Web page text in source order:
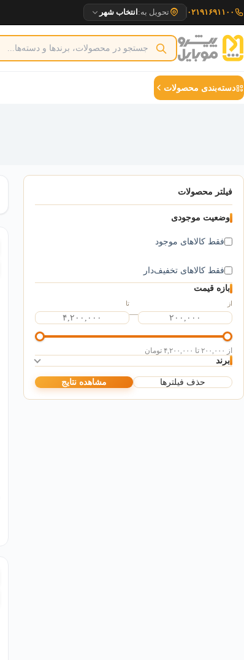
به
محتوا
۰۲۱۹۱۶۹۱۱۰۰ تحویل به: انتخاب شهر
دسته‌بندی محصولات
فیلتر محصولات
وضعیت موجودی
فقط کالاهای موجود
فقط کالاهای تخفیف‌دار
بازه قیمت
از
—
تا
از ۲۰۰,۰۰۰ تا ۴,۲۰۰,۰۰۰ تومان
برند
حذف فیلترها مشاهده نتایج